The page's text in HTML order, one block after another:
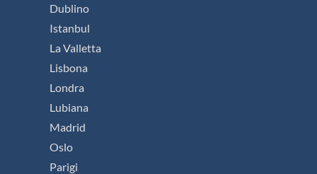
Dublino
Istanbul
La Valletta
Lisbona
Londra
Lubiana
Madrid
Oslo
Parigi